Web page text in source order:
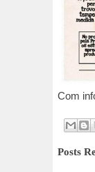
Com
Posts